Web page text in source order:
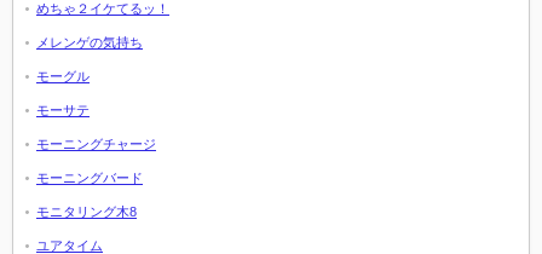
めちゃ２イケてるッ！
メレンゲの気持ち
モーグル
モーサテ
モーニングチャージ
モーニングバード
モニタリング木8
ユアタイム